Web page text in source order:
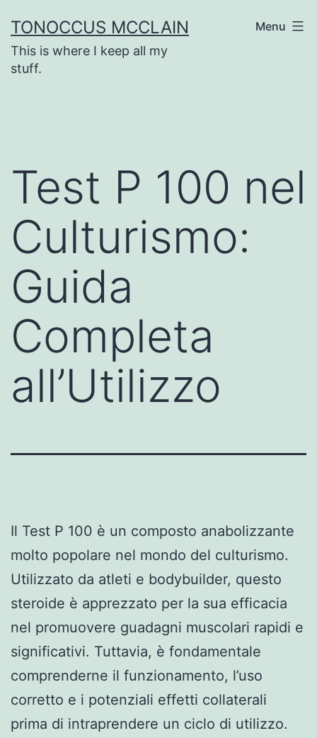
to
content
TONOCCUS MCCLAIN
This is where I keep all my
stuff.
Menu
Test P 100 nel
Culturismo:
Guida
Completa
all’Utilizzo
Il Test P 100 è un composto anabolizzante
molto popolare nel mondo del culturismo.
Utilizzato da atleti e bodybuilder, questo
steroide è apprezzato per la sua efficacia
nel promuovere guadagni muscolari rapidi e
significativi. Tuttavia, è fondamentale
comprenderne il funzionamento, l’uso
corretto e i potenziali effetti collaterali
prima di intraprendere un ciclo di utilizzo.